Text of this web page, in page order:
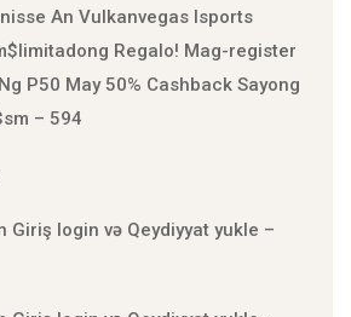
An Vulkanvegas Isports
Regalo! Mag-register
P50 May 50% Cashback Sayong
– 594
Giriş login və Qeydiyyat yukle –